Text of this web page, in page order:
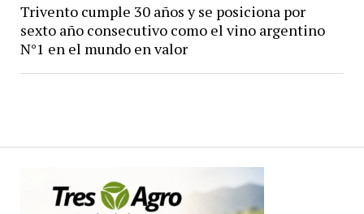
Trivento cumple 30 años y se posiciona por
sexto año consecutivo como el vino argentino
N°1 en el mundo en valor